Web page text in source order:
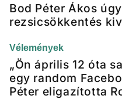
Bod Péter Ákos
rezsicsökkentés
Vélemények
„Ön április 12 óta
egy random
Péter eligazította